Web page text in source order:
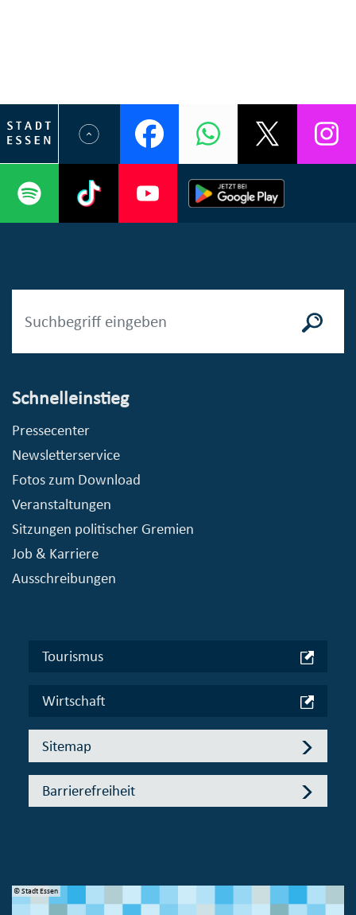
Schnelleinstieg
Pressecenter
Newsletterservice
Fotos zum Download
Veranstaltungen
Sitzungen politischer Gremien
Job & Karriere
Ausschreibungen
Tourismus
Wirtschaft
Sitemap
Barrierefreiheit
© Stadt Essen